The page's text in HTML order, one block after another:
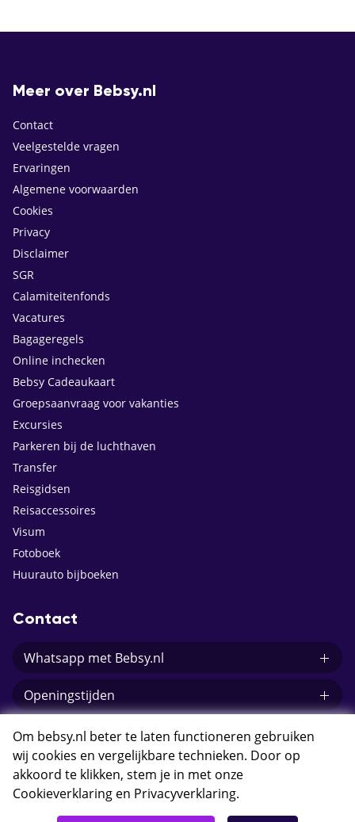
Meer over Bebsy.nl
Contact
Veelgestelde vragen
Ervaringen
Algemene voorwaarden
Cookies
Privacy
Disclaimer
SGR
Calamiteitenfonds
Vacatures
Bagageregels
Online inchecken
Bebsy Cadeaukaart
Groepsaanvraag voor vakanties
Excursies
Parkeren bij de luchthaven
Transfer
Reisgidsen
Reisaccessoires
Visum
Fotoboek
Huurauto bijboeken
Contact
Whatsapp met Bebsy.nl
Openingstijden
E-mail Bebsy.nl
Om bebsy.nl beter te laten functioneren gebruiken
wij cookies en vergelijkbare technieken. Door op
akkoord te klikken, stem je in met onze
Cookieverklaring en Privacyverklaring.